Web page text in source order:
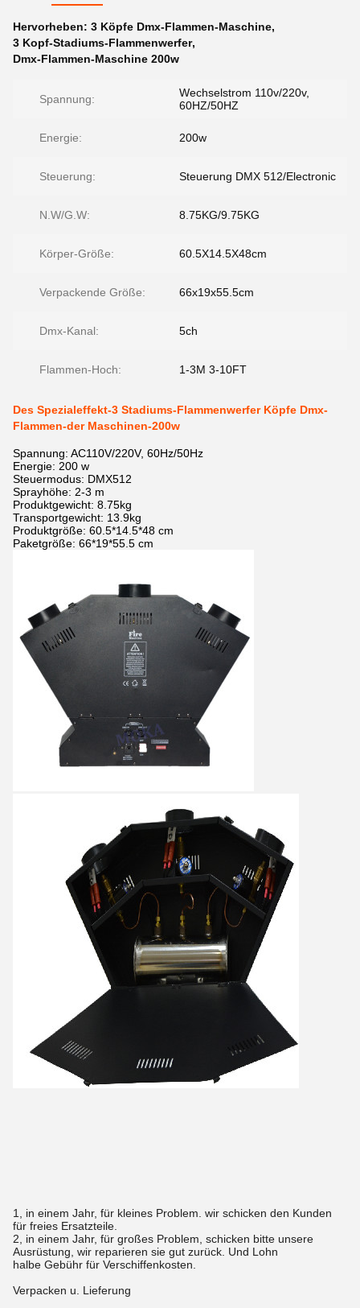
Hervorheben: 3 Köpfe Dmx-Flammen-Maschine,
3 Kopf-Stadiums-Flammenwerfer,
Dmx-Flammen-Maschine 200w
Spannung:
Wechselstrom 110v/220v,
60HZ/50HZ
Energie: 200w
Steuerung: Steuerung DMX 512/Electronic
N.W/G.W: 8.75KG/9.75KG
Körper-Größe: 60.5X14.5X48cm
Verpackende Größe: 66x19x55.5cm
Dmx-Kanal: 5ch
Flammen-Hoch: 1-3M 3-10FT
Des Spezialeffekt-3 Stadiums-Flammenwerfer Köpfe Dmx-
Flammen-der Maschinen-200w
Spannung: AC110V/220V, 60Hz/50Hz
Energie: 200 w
Steuermodus: DMX512
Sprayhöhe: 2-3 m
Produktgewicht: 8.75kg
Transportgewicht: 13.9kg
Produktgröße: 60.5*14.5*48 cm
Paketgröße: 66*19*55.5 cm
1, in einem Jahr, für kleines Problem. wir schicken den Kunden
für freies Ersatzteile.
2, in einem Jahr, für großes Problem, schicken bitte unsere
Ausrüstung, wir reparieren sie gut zurück. Und Lohn
halbe Gebühr für Verschiffenkosten.
Verpacken u. Lieferung